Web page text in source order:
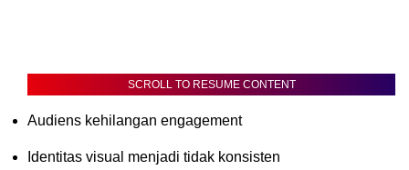
SCROLL TO RESUME CONTENT
Audiens kehilangan engagement
Identitas visual menjadi tidak konsisten